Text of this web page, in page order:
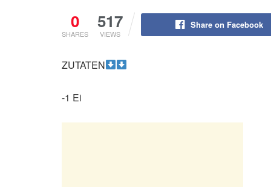
0
SHARES
517
VIEWS
Share on Facebook
ZUTATEN
-1 Ei